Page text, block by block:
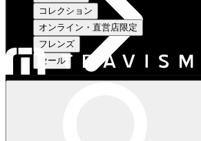
コレクション
オンライン・直営店限定
フレンズ
セール